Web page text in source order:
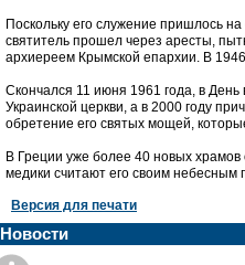
Поскольку его служение пришлось
святитель прошел через аресты,
архиереем Крымской епархии. В 1946
Скончался 11 июня 1961 года, в
Украинской церкви, а в 2000 году
обретение его святых мощей,
В Греции уже более 40 новых храмов
медики считают его своим небесным
Версия для печати
Новости